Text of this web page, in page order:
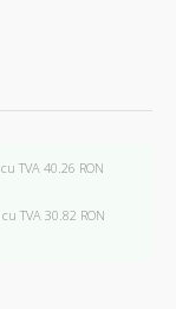
TVA 40.26 RON
TVA 30.82 RON